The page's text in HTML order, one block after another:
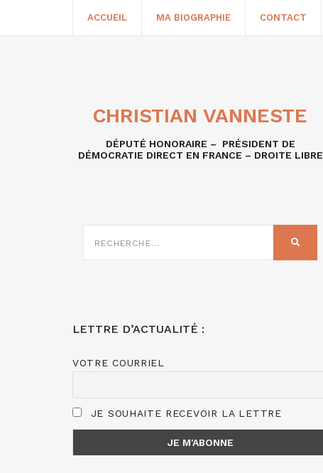
ACCUEIL MA BIOGRAPHIE CONTACT
CHRISTIAN VANNESTE
DÉPUTÉ HONORAIRE – PRÉSIDENT DE
DÉMOCRATIE DIRECT EN FRANCE – DROITE LIBRE
SUR
LETTRE D’ACTUALITÉ :
VOTRE COURRIEL
JE SOUHAITE RECEVOIR LA LETTRE